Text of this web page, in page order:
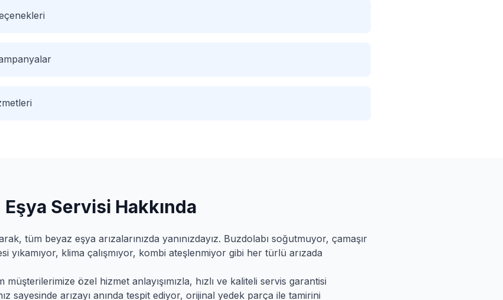
Eşya Servisi Hakkında
tüm beyaz eşya arızalarınızda yanınızdayız. Buzdolabı soğutmuyor, çamaşır
yıkamıyor, klima çalışmıyor, kombi ateşlenmiyor gibi her türlü arızada
özel hizmet anlayışımızla, hızlı ve kaliteli servis garantisi
sayesinde arızayı anında tespit ediyor, orijinal yedek parça ile tamirini